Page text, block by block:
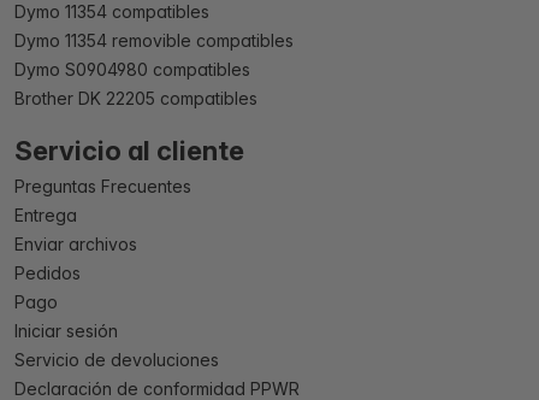
Dymo 11354 compatibles
Dymo 11354 removible compatibles
Dymo S0904980 compatibles
Brother DK 22205 compatibles
Servicio al cliente
Preguntas Frecuentes
Entrega
Enviar archivos
Pedidos
Pago
Iniciar sesión
Servicio de devoluciones
Declaración de conformidad PPWR